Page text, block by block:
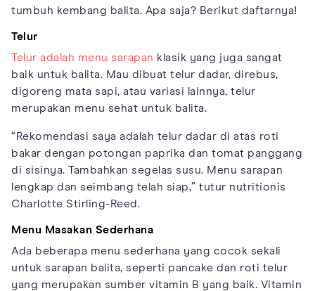
tumbuh kembang balita. Apa saja? Berikut daftarnya!
Telur
Telur adalah menu sarapan klasik yang juga sangat
baik untuk balita. Mau dibuat telur dadar, direbus,
digoreng mata sapi, atau variasi lainnya, telur
merupakan menu sehat untuk balita.
“Rekomendasi saya adalah telur dadar di atas roti
bakar dengan potongan paprika dan tomat panggang
di sisinya. Tambahkan segelas susu. Menu sarapan
lengkap dan seimbang telah siap,” tutur nutritionis
Charlotte Stirling-Reed.
Menu Masakan Sederhana
Ada beberapa menu sederhana yang cocok sekali
untuk sarapan balita, seperti pancake dan roti telur
yang merupakan sumber vitamin B yang baik. Vitamin